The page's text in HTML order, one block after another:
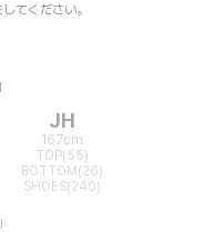
てください。
JH
167cm
TOP(55)
BOTTOM(26)
SHOES(240)